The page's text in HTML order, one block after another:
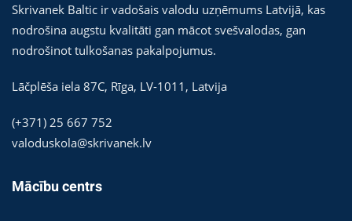
Skrivanek Baltic ir vadošais valodu uzņēmums Latvijā, kas
nodrošina augstu kvalitāti gan mācot svešvalodas, gan
nodrošinot tulkošanas pakalpojumus.
Lāčplēša iela 87C, Rīga, LV-1011 , Latvija
(+371) 25 667 752
valoduskola@skrivanek.lv
Mācību centrs